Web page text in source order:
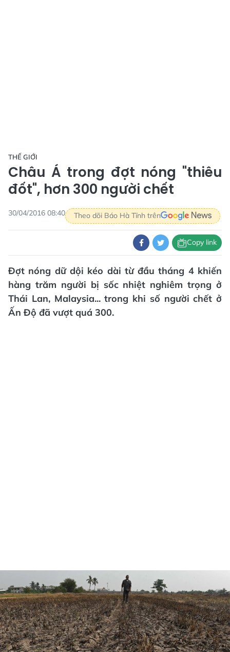
THẾ GIỚI
Châu Á trong đợt nóng "thiêu
đốt", hơn 300 người chết
30/04/2016 08:40 Theo dõi Báo Hà Tĩnh trên
Copy link
Đợt nóng dữ dội kéo dài từ đầu tháng 4 khiến
hàng trăm người bị sốc nhiệt nghiêm trọng ở
Thái Lan, Malaysia... trong khi số người chết ở
Ấn Độ đã vượt quá 300.